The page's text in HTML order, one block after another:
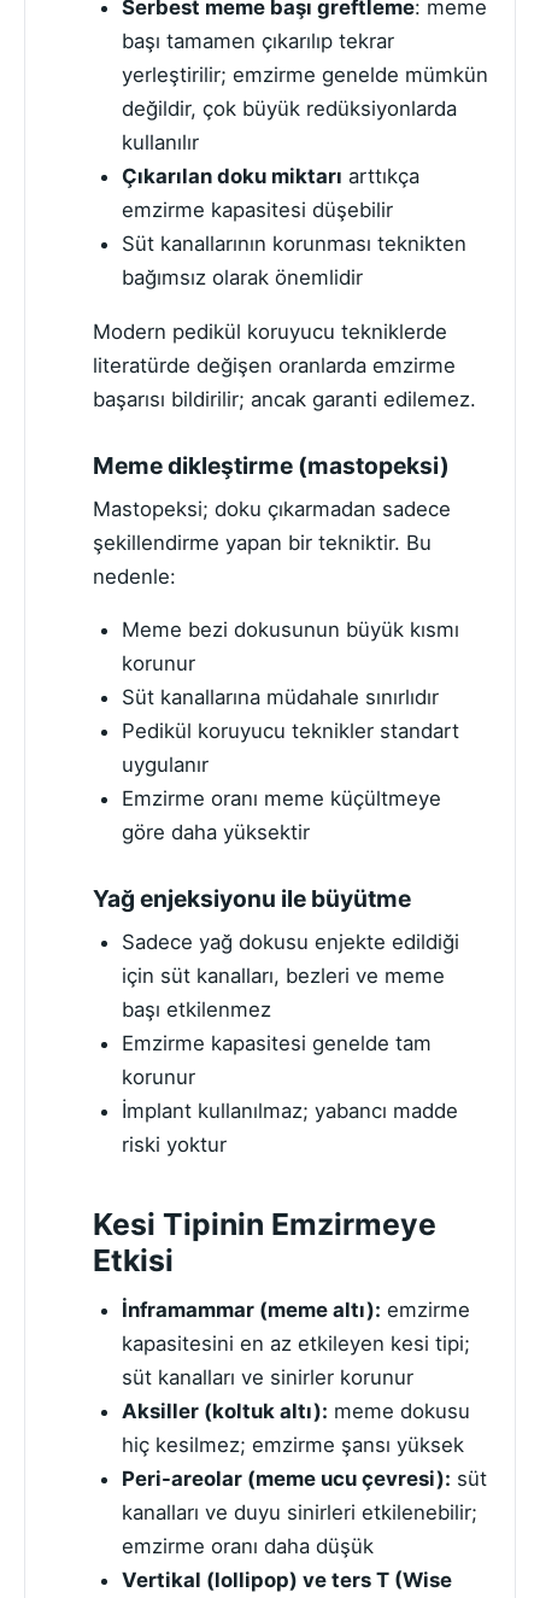
Serbest meme başı greftleme: meme
başı tamamen çıkarılıp tekrar
yerleştirilir; emzirme genelde mümkün
değildir, çok büyük redüksiyonlarda
kullanılır
Çıkarılan doku miktarı arttıkça
emzirme kapasitesi düşebilir
Süt kanallarının korunması teknikten
bağımsız olarak önemlidir
Modern pedikül koruyucu tekniklerde
literatürde değişen oranlarda emzirme
başarısı bildirilir; ancak garanti edilemez.
Meme dikleştirme (mastopeksi)
Mastopeksi; doku çıkarmadan sadece
şekillendirme yapan bir tekniktir. Bu
nedenle:
Meme bezi dokusunun büyük kısmı
korunur
Süt kanallarına müdahale sınırlıdır
Pedikül koruyucu teknikler standart
uygulanır
Emzirme oranı meme küçültmeye
göre daha yüksektir
Yağ enjeksiyonu ile büyütme
Sadece yağ dokusu enjekte edildiği
için süt kanalları, bezleri ve meme
başı etkilenmez
Emzirme kapasitesi genelde tam
korunur
İmplant kullanılmaz; yabancı madde
riski yoktur
Kesi Tipinin Emzirmeye
Etkisi
İnframammar (meme altı): emzirme
kapasitesini en az etkileyen kesi tipi;
süt kanalları ve sinirler korunur
Aksiller (koltuk altı): meme dokusu
hiç kesilmez; emzirme şansı yüksek
Peri-areolar (meme ucu çevresi): süt
kanalları ve duyu sinirleri etkilenebilir;
emzirme oranı daha düşük
Vertikal (lollipop) ve ters T (Wise